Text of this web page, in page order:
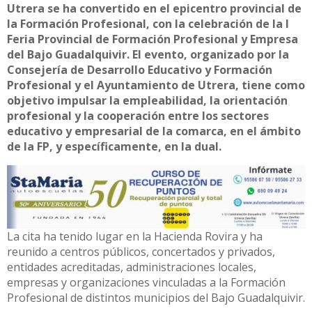
Utrera se ha convertido en el epicentro provincial de
la Formación Profesional, con la celebración de la I
Feria Provincial de Formación Profesional y Empresa
del Bajo Guadalquivir. El evento, organizado por la
Consejería de Desarrollo Educativo y Formación
Profesional y el Ayuntamiento de Utrera, tiene como
objetivo impulsar la empleabilidad, la orientación
profesional y la cooperación entre los sectores
educativo y empresarial de la comarca, en el ámbito
de la FP, y específicamente, en la dual.
La cita ha tenido lugar en la Hacienda Rovira y ha
reunido a centros públicos, concertados y privados,
entidades acreditadas, administraciones locales,
empresas y organizaciones vinculadas a la Formación
Profesional de distintos municipios del Bajo Guadalquivir.